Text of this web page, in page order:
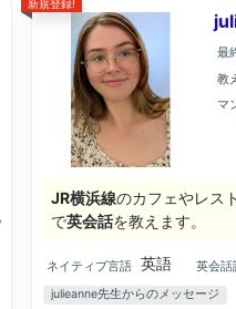
新規登録!
最
教
マ
JR横浜線のカフェやレス
で英会話を教えます。
ネイティブ言語 英語 英会話
julieanne先生からのメッセージ